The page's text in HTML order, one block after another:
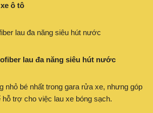
ô tô
lau đa năng siêu hút nước
lau đa năng siêu hút nước
nhỏ bé nhất trong gara rửa xe, nhưng góp
hỗ trợ cho việc lau xe bóng sạch.